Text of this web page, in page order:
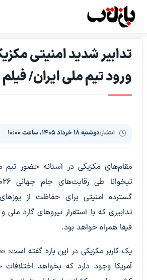
تدابیر شدید امنیتی
ورود تیم ملی ایران/ فیلم
انتشار:دوشنبه ۱۸ خرداد ۱۴۰۵، ساعت ۱۰:۰۰
مقام‌های مکزیکی در آستانه حضور تیم
گسترده امنیتی برای حفاظت از یوزهای
تدابیری که با استقرار نیروهای گارد
فیفا همراه خواهد بود.
یک کاربر مکزیکی در این باره گفته است:
آمریکا وجود دارد که بخواهد